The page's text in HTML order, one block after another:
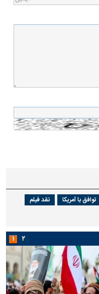
توافق با آمریکا
نقد فیلم
۱ ۲